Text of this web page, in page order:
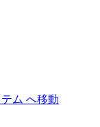
ム へ移動